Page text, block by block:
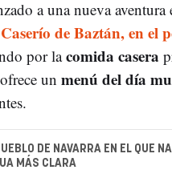
a una nueva aventura
de Baztán, en el
por lacomida casera
un menú del día
DE NAVARRA EN EL QUE
MÁS CLARA